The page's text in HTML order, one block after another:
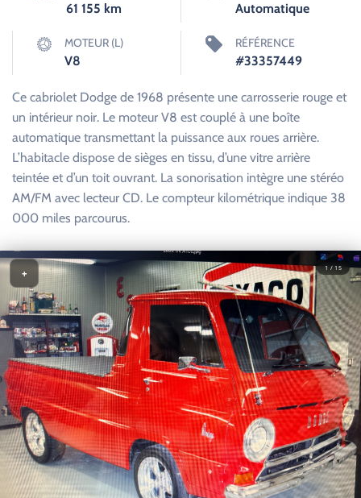
61 155 km Automatique
MOTEUR (L)
V8
RÉFÉRENCE
#33357449
Ce cabriolet Dodge de 1968 présente une carrosserie rouge et
un intérieur noir. Le moteur V8 est couplé à une boîte
automatique transmettant la puissance aux roues arrière.
L’habitacle dispose de sièges en tissu, d’une vitre arrière
teintée et d’un toit ouvrant. La sonorisation intègre une stéréo
AM/FM avec lecteur CD. Le compteur kilométrique indique 38
000 miles parcourus.
1 / 15
+